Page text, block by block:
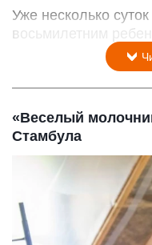
Уже несколько
восьмилетним
«Веселый
Стамбула